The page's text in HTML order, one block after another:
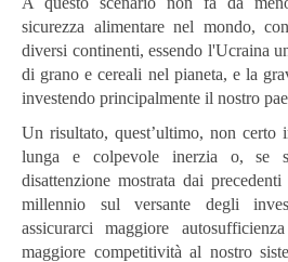
sicurezza alimentare nel mondo,
diversi continenti, essendo l'Ucraina
di grano e cereali nel pianeta, e la
investendo principalmente il nostro
Un risultato, quest’ultimo, non certo
lunga e colpevole inerzia o, se
disattenzione mostrata dai
millennio sul versante degli
assicurarci maggiore
maggiore competitività al nostro